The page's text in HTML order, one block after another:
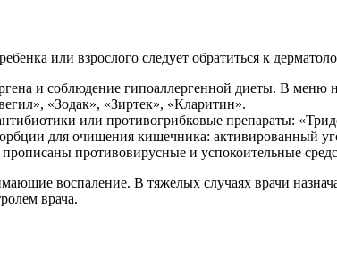
или взрослого следует обратиться к
и соблюдение гипоаллергенной диеты. В
«Зодак», «Зиртек», «Кларитин».
или противогрибковые препараты:
для очищения кишечника: активированный
противовирусные и успокоительные
воспаление. В тяжелых случаях врачи
врача.